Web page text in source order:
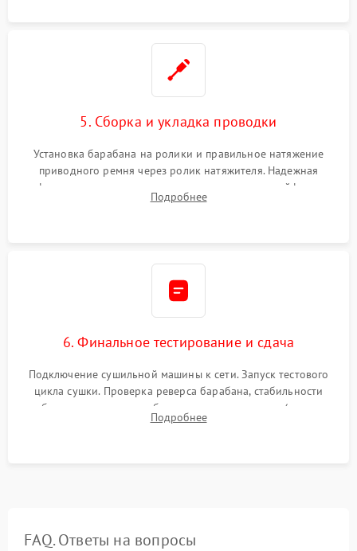
5. Сборка и укладка проводки
Установка барабана на ролики и правильное натяжение
приводного ремня через ролик натяжителя. Надежная
фиксация всех узлов, подключение клемм и шлейфов к
модулю управления. Монтаж корпусных панелей, люка и
Подробнее
6. Финальное тестирование и сдача
Подключение сушильной машины к сети. Запуск тестового
цикла сушки. Проверка реверса барабана, стабильности
набора температуры, работы дренажного насоса (откачка
конденсата) и отсутствия посторонних скрипов, стуков или
Подробнее
FAQ. Ответы на вопросы